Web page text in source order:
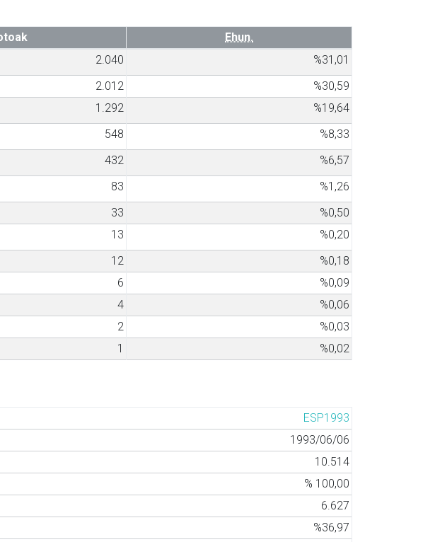
Ehun.
2.040
%31,01
2.012
%30,59
1.292
%19,64
548
%8,33
432
%6,57
83
%1,26
33
%0,50
13
%0,20
12
%0,18
6
%0,09
4
%0,06
2
%0,03
1 %0,02
ESP1993
1993/06/06
10.514
% 100,00
6.627
%36,97